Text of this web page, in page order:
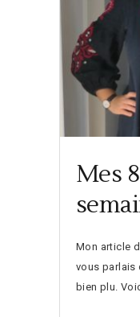
Mes
Mon article
vous parlais
bien plu.